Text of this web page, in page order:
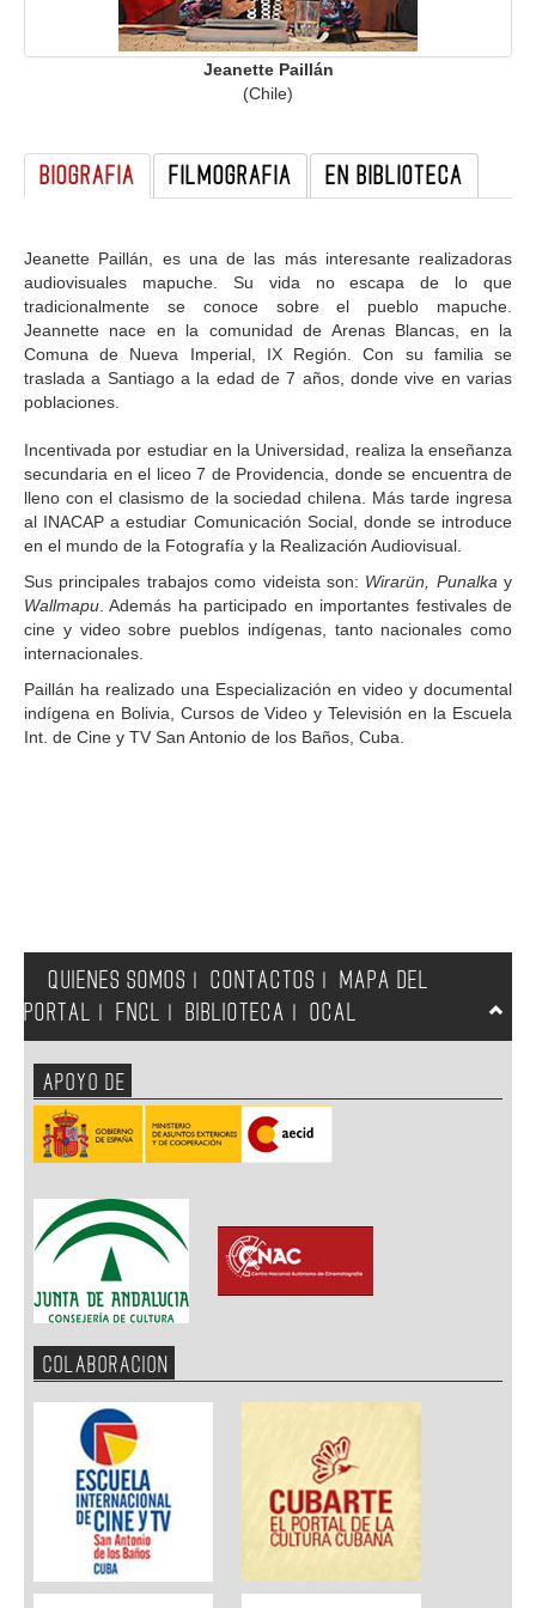
GALERIA
Jeanette Paillán
(Chile)
BIOGRAFIA FILMOGRAFIA EN BIBLIOTECA
Jeanette Paillán, es una de las más interesante realizadoras
audiovisuales mapuche. Su vida no escapa de lo que
tradicionalmente se conoce sobre el pueblo mapuche.
Jeannette nace en la comunidad de Arenas Blancas, en la
Comuna de Nueva Imperial, IX Región. Con su familia se
traslada a Santiago a la edad de 7 años, donde vive en varias
poblaciones.
Incentivada por estudiar en la Universidad, realiza la enseñanza
secundaria en el liceo 7 de Providencia, donde se encuentra de
lleno con el clasismo de la sociedad chilena. Más tarde ingresa
al INACAP a estudiar Comunicación Social, donde se introduce
en el mundo de la Fotografía y la Realización Audiovisual.
Sus principales trabajos como videista son: Wirarün, Punalka y
Wallmapu . Además ha participado en importantes festivales de
cine y video sobre pueblos indígenas, tanto nacionales como
internacionales.
Paillán ha realizado una Especialización en video y documental
indígena en Bolivia, Cursos de Video y Televisión en la Escuela
Int. de Cine y TV San Antonio de los Baños, Cuba.
QUIENES SOMOS CONTACTOS
MAPA DEL
PORTAL
FNCL BIBLIOTECA OCAL
APOYO DE
COLABORACION